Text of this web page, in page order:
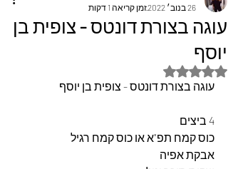
עוגה בצורת דונטס - צופית בן
יוסף
26 בנוב׳ 2022
זמן קריאה 1 דקות
דירוג של NaN מתוך 5 כוכבים
עוגה בצורת דונטס - צופית בן יוסף
4 ביצים
כוס קמח תפ"א או כוס קמח רגיל
אבקת אפיה